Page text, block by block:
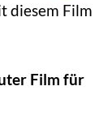
diesem Film
Film für